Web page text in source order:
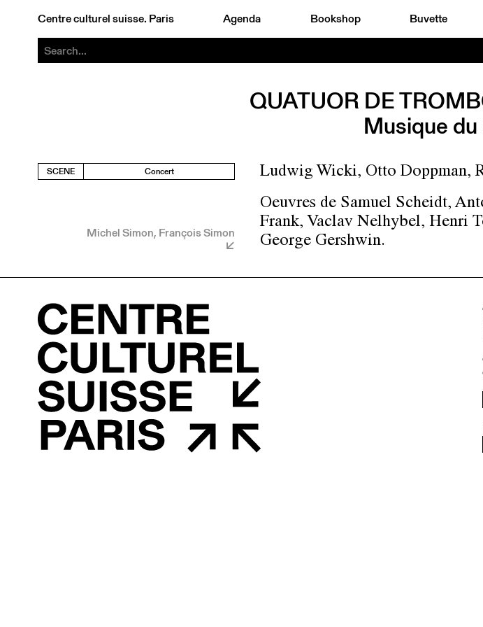
Centre culturel suisse. Paris Agenda Bookshop Buvette
QUATUOR DE
Musique
SCENE Concert
Michel Simon, François Simon
Ludwig Wicki, Otto Doppman,
Oeuvres de Samuel Scheidt,
Frank, Vaclav Nelhybel, Henri
George Gershwin.